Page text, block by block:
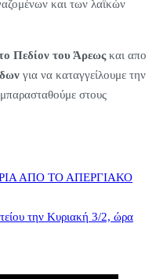
και των λαϊκών
Πεδίον του Άρεωςκαι απο
για να καταγγείλουμε την
στους
ΑΠΟ ΤΟ ΑΠΕΡΓΙΑΚΟ
την Κυριακή 3/2, ώρα